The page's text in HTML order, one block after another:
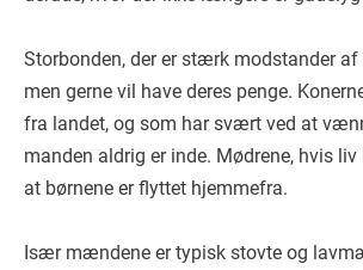
Storbonden, der er stærk modstander af
men gerne vil have deres penge.
fra landet, og som har svært ved at
manden aldrig er inde. Mødrene, hvis
at børnene er flyttet hjemmefra.
Især mændene er typisk stovte og